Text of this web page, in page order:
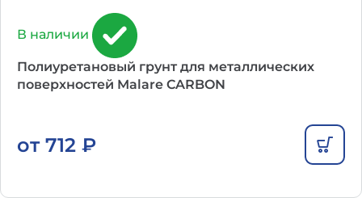
В наличии
Полиуретановый грунт для металлических
поверхностей Malare CARBON
от 712 ₽